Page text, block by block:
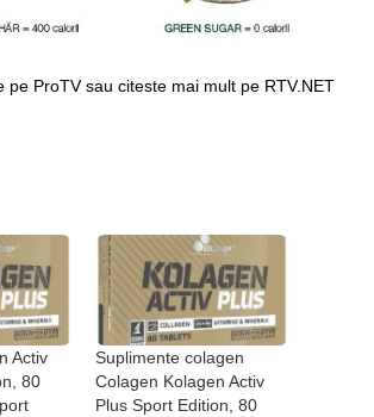
pe ProTV sau citeste mai mult pe RTV.NET
Activ
80
Suplimente colagen
Colagen Kolagen Activ
Plus Sport Edition, 80